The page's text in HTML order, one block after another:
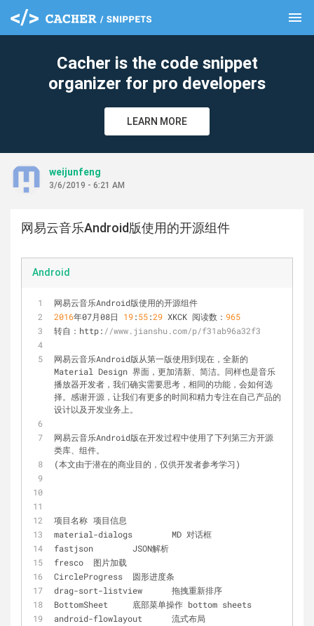
menu
Cacher is the code snippet
organizer for pro developers
LEARN MORE
weijunfeng
3/6/2019 - 6:21 AM
网易云音乐Android版使用的开源组件
Android
网易云音乐Android版使用的开源组件
2016年07月08日 19:55:29 XKCK 阅读数： 965
转自：http: //www.jianshu.com/p/f31ab96a32f3
网易云音乐Android版从第一版使用到现在，全新的
Material Design 界面，更加清新、简洁。同样也是音乐
播放器开发者，我们确实需要思考，相同的功能，会如何选
择。感谢开源，让我们有更多的时间和精力专注在自己产品的
设计以及开发业务上。
网易云音乐Android版在开发过程中使用了下列第三方开源
类库、组件。
(本文由于潜在的商业目的，仅供开发者参考学习)
项目名称	项目信息
material-
dialogs	MD 对话框
fastjson	JSON解析
fresco	图片加载
CircleProgress	圆形进度条
drag-sort-
listview	拖拽重新排序
BottomSheet	底部菜单操作 bottom sheets
android-
flowlayout	流式布局
clear